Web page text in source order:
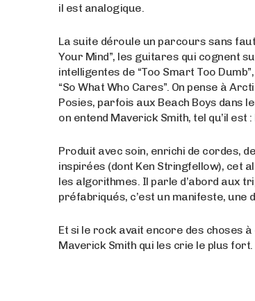
il est analogique.
La suite déroule un parcours sans
Your Mind”, les guitares qui cognent
intelligentes de “Too Smart Too
“So What Who Cares”. On pense à
Posies, parfois aux Beach Boys dans
on entend Maverick Smith, tel qu’il est :
Produit avec soin, enrichi de cordes,
inspirées (dont Ken Stringfellow), cet
les algorithmes. Il parle d’abord aux
préfabriqués, c’est un manifeste, une
Et si le rock avait encore des choses à
Maverick Smith qui les crie le plus fort.